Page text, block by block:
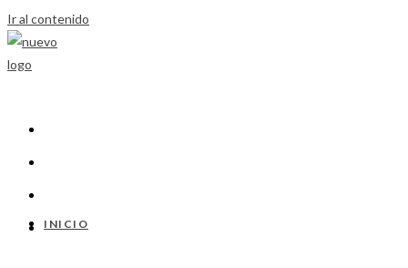
Ir al contenido
INICIO